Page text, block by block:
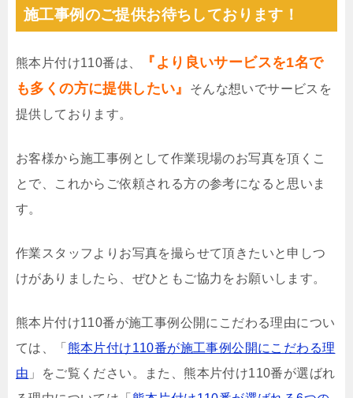
施工事例のご提供お待ちしております！
熊本片付け110番は、
『より良いサービスを1名で
も多くの方に提供したい』
そんな想いでサービスを
提供しております。
お客様から施工事例として作業現場のお写真を頂くこ
とで、これからご依頼される方の参考になると思いま
す。
作業スタッフよりお写真を撮らせて頂きたいと申しつ
けがありましたら、ぜひともご協力をお願いします。
熊本片付け110番が施工事例公開にこだわる理由につい
ては、「 熊本片付け110番が施工事例公開にこだわる理
由 」をご覧ください。また、熊本片付け110番が選ばれ